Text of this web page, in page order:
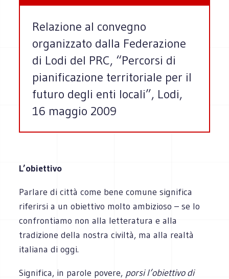
Relazione al convegno
organizzato dalla Federazione
di Lodi del PRC, “Percorsi di
pianificazione territoriale per il
futuro degli enti locali”, Lodi,
16 maggio 2009
L’obiettivo
Parlare di città come bene comune significa
riferirsi a un obiettivo molto ambizioso – se lo
confrontiamo non alla letteratura e alla
tradizione della nostra civiltà, ma alla realtà
italiana di oggi.
Significa, in parole povere, porsi l’obiettivo di